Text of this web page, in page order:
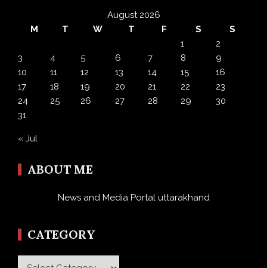
August 2026
M
T W T F S
S
1
2
3
4 5 6 7 8
9
10
11 12 13 14 15
16
17
18 19 20 21 22
23
24
25 26 27 28 29
30
31
« Jul
ABOUT ME
News and Media Portal uttarakhand
CATEGORY
Category